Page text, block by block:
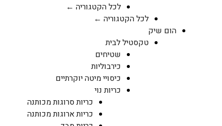
לכל הקטגוריה ←
לכל הקטגוריה ←
הום שיק
טקסטיל לבית
שטיחים
כירבוליות
כיסויי מיטה יוקרתיים
כריות נוי
כריות סרוגות מכותנה
כריות ארוגות מכותנה